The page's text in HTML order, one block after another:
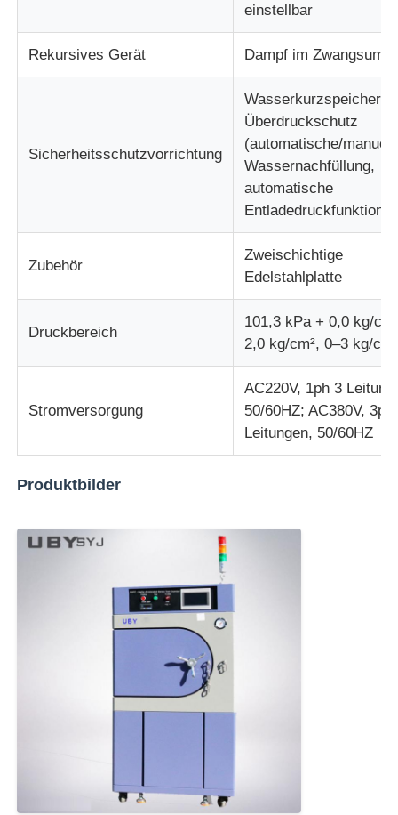
einstellbar
Rekursives Gerät Dampf im
Sicherheitsschutzvorrichtung
Überdruckschutz
(automatische/
Wassernachfüllung,
automatische
Entladedruckfunktion)
Zubehör
Zweischichtige
Edelstahlplatte
Druckbereich
101,3 kPa + 0,0 kg/
2,0 kg/cm², 0–3 kg/
Stromversorgung
AC220V, 1ph 3
50/60HZ; AC380V, 3ph
Leitungen, 50/60HZ
Produktbilder